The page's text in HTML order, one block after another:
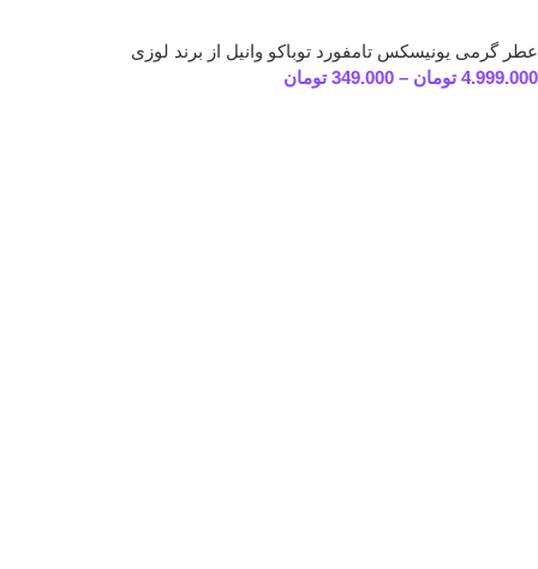
عطر گرمی یونیسکس تامفورد توباکو وانیل از برند لوزی
4.999.000 تومان –
349.000 تومان